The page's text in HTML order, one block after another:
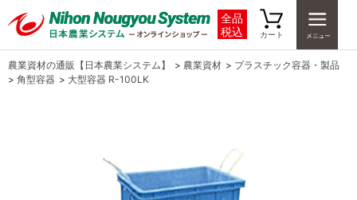
全品
税込
カート
農業資材の通販【日本農業システム】 > 農業資材 > プラスチック容器・製品
> 角型容器 > 大型容器 R-100LK